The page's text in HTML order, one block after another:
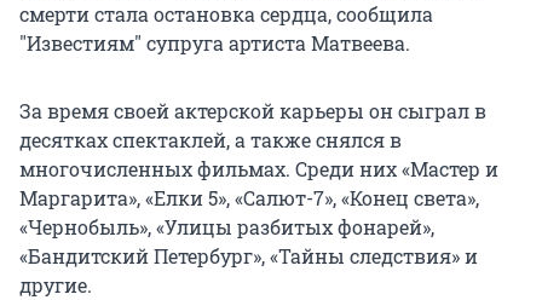
смерти стала остановка сердца, сообщила
"Известиям" супруга артиста Матвеева.
За время своей актерской карьеры он сыграл в
десятках спектаклей, а также снялся в
многочисленных фильмах. Среди них «Мастер и
Маргарита», «Елки 5», «Салют-7», «Конец света»,
«Чернобыль», «Улицы разбитых фонарей»,
«Бандитский Петербург», «Тайны следствия» и
другие.